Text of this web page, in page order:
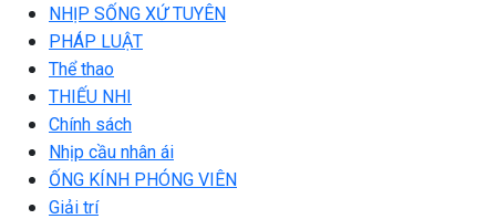
NHỊP SỐNG XỨ TUYÊN
PHÁP LUẬT
Thể thao
THIẾU NHI
Chính sách
Nhịp cầu nhân ái
ỐNG KÍNH PHÓNG VIÊN
Giải trí